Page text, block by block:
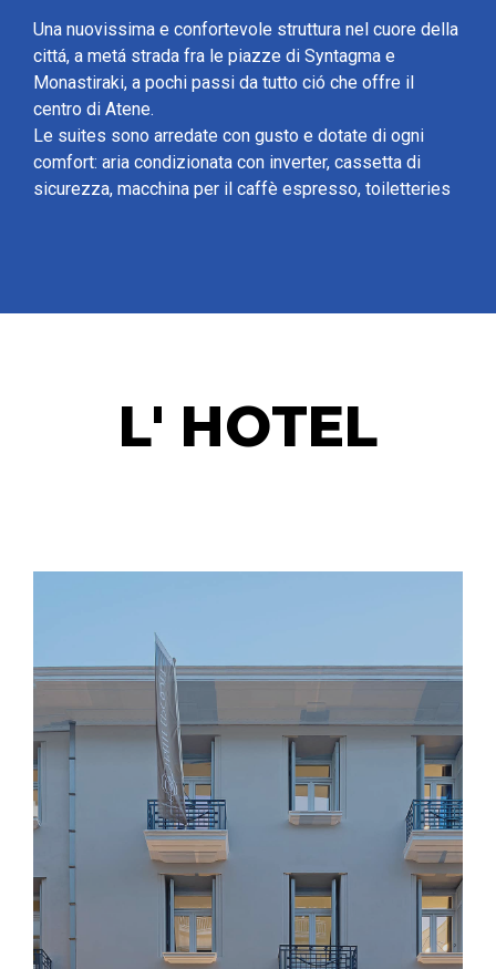
Una nuovissima e confortevole struttura nel cuore della
cittá, a metá strada fra le piazze di Syntagma e
Monastiraki, a pochi passi da tutto ció che offre il
centro di Atene.
Le suites sono arredate con gusto e dotate di ogni
comfort: aria condizionata con inverter, cassetta di
sicurezza, macchina per il caffè espresso, toiletteries
L' HOTEL